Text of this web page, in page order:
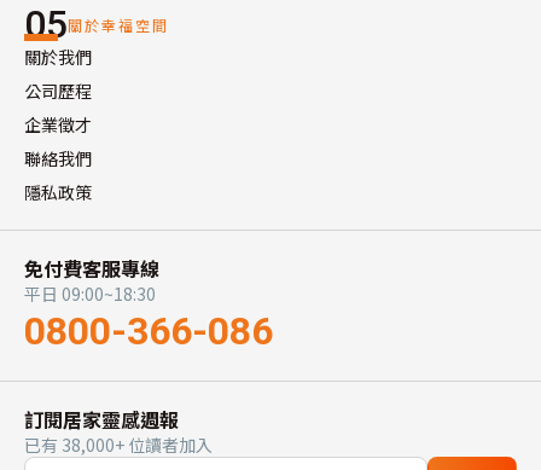
05關於幸福空間
關於我們
公司歷程
企業徵才
聯絡我們
隱私政策
免付費客服專線
平日 09:00~18:30
0800-366-086
訂閱居家靈感週報
已有 38,000+ 位讀者加入